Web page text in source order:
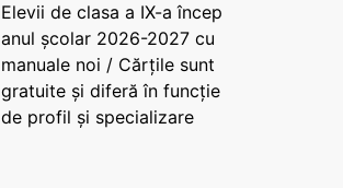
Elevii de clasa a IX-a încep
anul școlar 2026-2027 cu
manuale noi / Cărțile sunt
gratuite și diferă în funcție
de profil și specializare